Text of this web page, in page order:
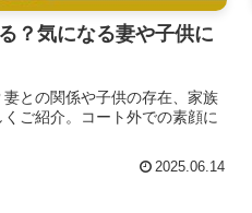
？気になる妻や子供に
との関係や子供の存在、家族
ご紹介。コート外での素顔に
2025.06.14